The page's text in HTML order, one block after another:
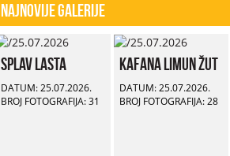
Najnovije Galerije
Splav Lasta
DATUM: 25.07.2026.
BROJ FOTOGRAFIJA: 31
Kafana Limun Žut
DATUM: 25.07.2026.
BROJ FOTOGRAFIJA: 28